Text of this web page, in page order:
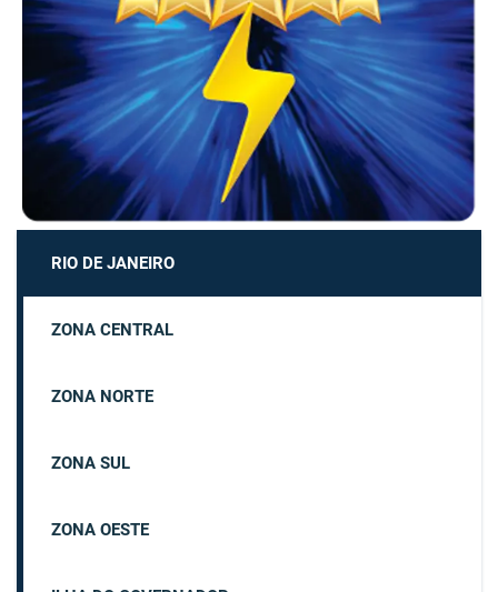
RIO DE JANEIRO
ZONA CENTRAL
ZONA NORTE
ZONA SUL
ZONA OESTE